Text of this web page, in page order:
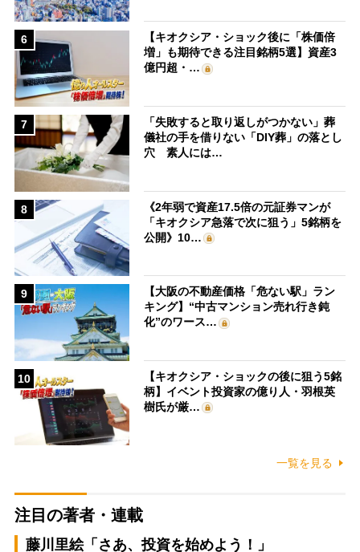
6
【キオクシア・ショック後に「株価倍
増」も期待できる注目銘柄5選】資産3
億円超・…
7
「失敗すると取り返しがつかない」葬
儀社の手を借りない「DIY葬」の落とし
穴 素人には…
8
《2年弱で資産17.5倍の元証券マンが
「キオクシア急落で次に狙う」5銘柄を
公開》10…
9
【大阪の不動産価格「危ない駅」ラン
キング】“中古マンション売れ行き鈍
化”のワース…
10
【キオクシア・ショックの後に狙う5銘
柄】イベント投資家の億り人・羽根英
樹氏が厳…
一覧を見る
注目の著者・連載
藤川里絵「さあ、投資を始めよう！」